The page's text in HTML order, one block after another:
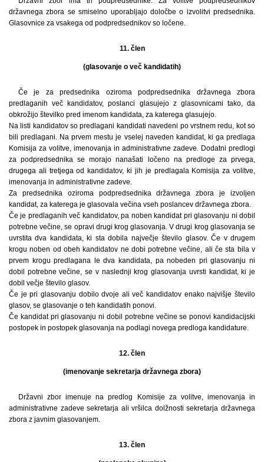
državnega zbora se smiselno uporabljajo določbe o izvolitvi predsednika.
Glasovnice za vsakega od podpredsednikov so ločene.
11. člen
(glasovanje o več kandidatih)
Če je za predsednika oziroma podpredsednika državnega zbora
predlaganih več kandidatov, poslanci glasujejo z glasovnicami tako, da
obkrožijo številko pred imenom kandidata, za katerega glasujejo.
Na listi kandidatov so predlagani kandidati navedeni po vrstnem redu, kot so
bili predlagani. Na prvem mestu je vselej naveden kandidat, ki ga predlaga
Komisija za volitve, imenovanja in administrativne zadeve. Dodatni predlogi
za podpredsednika se morajo nanašati ločeno na predloge za prvega,
drugega ali tretjega od kandidatov, ki jih je predlagala Komisija za volitve,
imenovanja in administrativne zadeve.
Za predsednika oziroma podpredsednika državnega zbora je izvoljen
kandidat, za katerega je glasovala večina vseh poslancev državnega zbora.
Če je predlaganih več kandidatov, pa noben kandidat pri glasovanju ni dobil
potrebne večine, se opravi drugi krog glasovanja. V drugi krog glasovanja se
uvrstita dva kandidata, ki sta dobila največje število glasov. Če v drugem
krogu noben od obeh kandidatov ne dobi potrebne večine, ali če sta bila v
prvem krogu predlagana le dva kandidata, pa nobeden pri glasovanju ni
dobil potrebne večine, se v naslednji krog glasovanja uvrsti kandidat, ki je
dobil večje število glasov.
Če je pri glasovanju dobilo dvoje ali več kandidatov enako najvišje število
glasov, se glasovanje o teh kandidatih ponovi.
Če kandidat pri glasovanju ni dobil potrebne večine se ponovi kandidacijski
postopek in postopek glasovanja na podlagi novega predloga kandidature.
12. člen
(imenovanje sekretarja državnega zbora)
Državni zbor imenuje na predlog Komisije za volitve, imenovanja in
administrativne zadeve sekretarja ali vršilca dolžnosti sekretarja državnega
zbora z javnim glasovanjem.
13. člen